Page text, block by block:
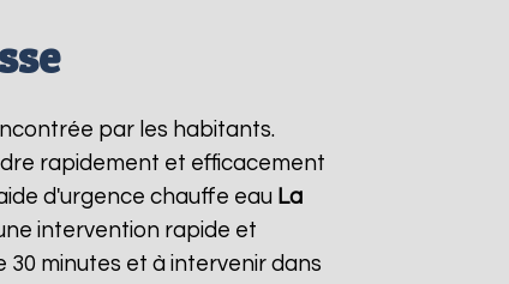
par les habitants.
rapidement et efficacement
d'urgence chauffe eau La
intervention rapide et
minutes et à intervenir dans